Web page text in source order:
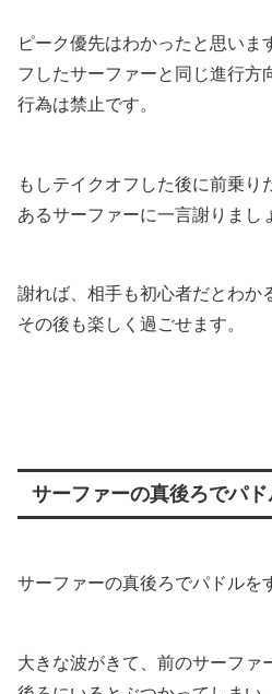
ピーク優先はわかったと思いま
フしたサーファーと同じ進行方
行為は禁止です。
もしテイクオフした後に前乗り
あるサーファーに一言謝りまし
謝れば、相手も初心者だとわか
その後も楽しく過ごせます。
サーファーの真後ろでパ
サーファーの真後ろでパドルを
大きな波がきて、前のサーファ